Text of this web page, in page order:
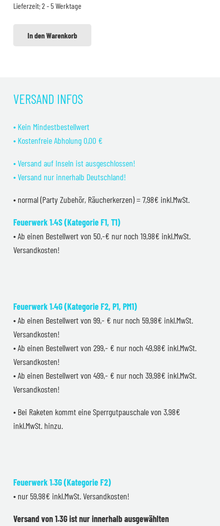
0,99 €0,50 €.
Lieferzeit:2 - 5 Werktage
In den Warenkorb
VERSAND INFOS
• Kein Mindestbestellwert
• Kostenfreie Abholung 0,00 €
• Versand auf Inseln ist ausgeschlossen!
• Versand nur innerhalb Deutschland!
• normal (Party Zubehör, Räucherkerzen) = 7,98€ inkl.MwSt.
Feuerwerk 1.4S (Kategorie F1, T1)
• Ab einen Bestellwert von 50,-€ nur noch 19,98€ inkl.MwSt.
Versandkosten!
Feuerwerk 1.4G (Kategorie F2, P1, PM1)
• Ab einen Bestellwert von 99,- € nur noch 59,98€ inkl.MwSt.
Versandkosten!
• Ab einen Bestellwert von 299,- € nur noch 49,98€ inkl.MwSt.
Versandkosten!
• Ab einen Bestellwert von 499,- € nur noch 39,98€ inkl.MwSt.
Versandkosten!
• Bei Raketen kommt eine Sperrgutpauschale von 3,98€
inkl.MwSt. hinzu.
Feuerwerk 1.3G (Kategorie F2)
• nur 59,98€ inkl.MwSt. Versandkosten!
Versand von 1.3G ist nur innerhalb ausgewählten